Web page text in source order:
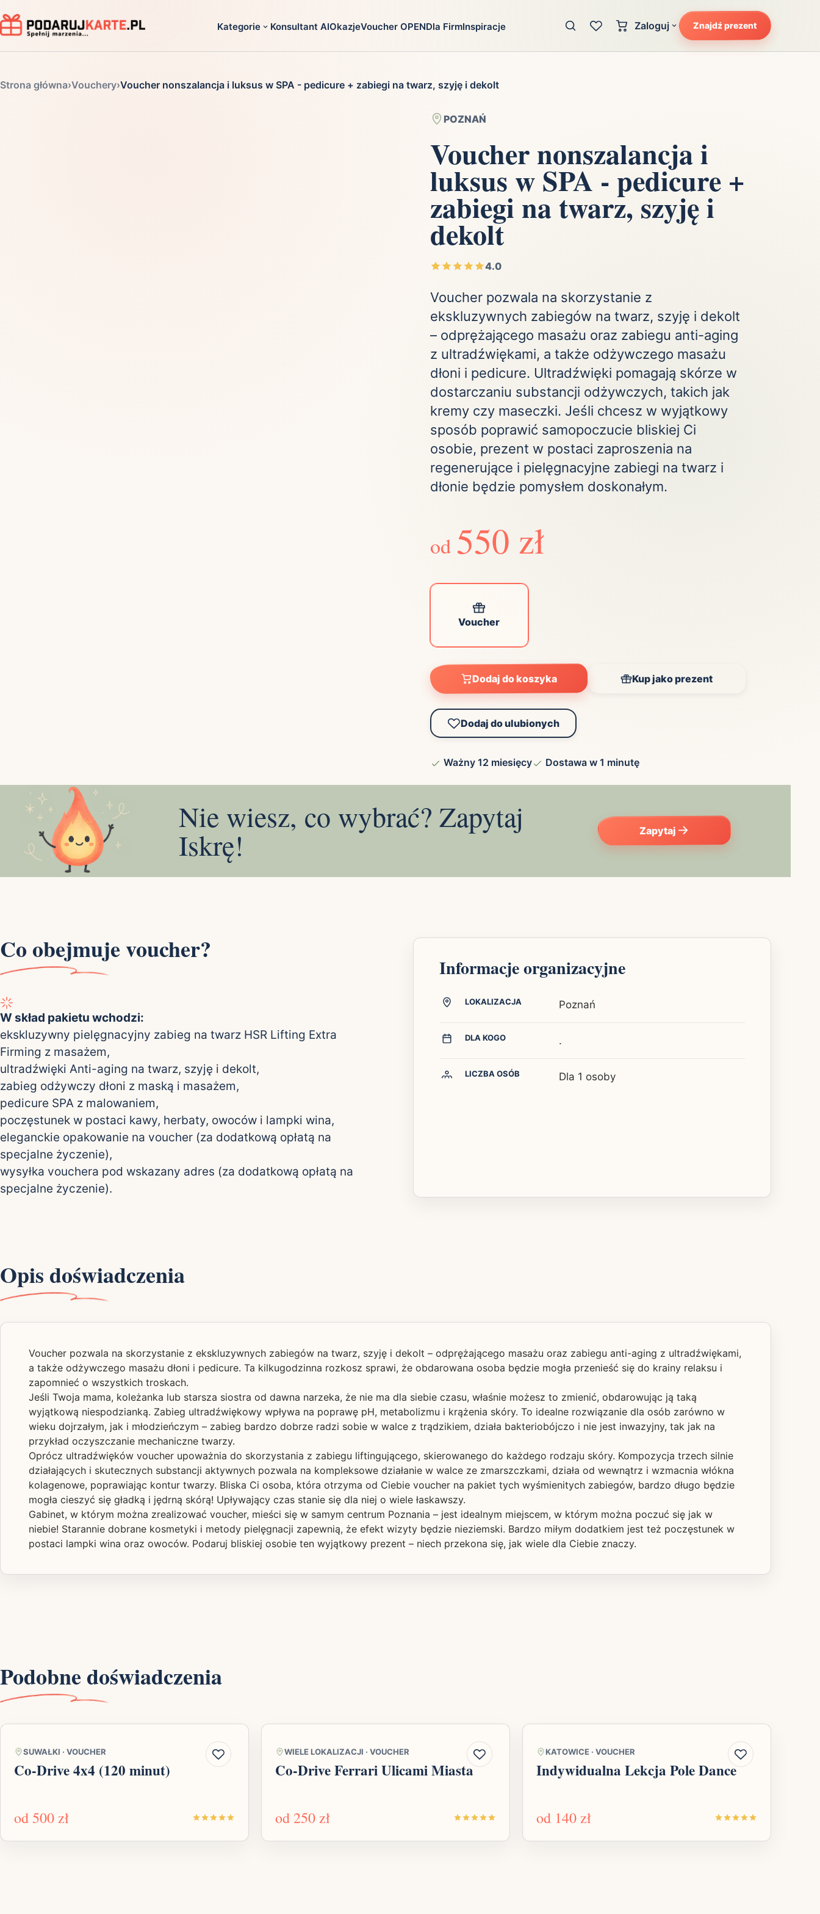
Kategorie
Kultura i Rozrywka
Imieniny
Narodziny dziecka
Rocznica
Różne okazje
Ślub i wesele
Lans i błysk reflektorów
Moc
Pewność siebie
Potencjał
Bydgoszcz
Ciechocinek
Gorzów
Wielkopolski
Kraków
Konsultant AIOkazjeVoucher OPENDla FirmInspiracje Zaloguj Znajdź prezent
Strona główna›Vouchery›Voucher nonszalancja i luksus w SPA - pedicure + zabiegi na twarz, szyję i dekolt
POZNAŃ
Voucher nonszalancja i
luksus w SPA - pedicure +
zabiegi na twarz, szyję i
dekolt
4.0
Voucher pozwala na skorzystanie z
ekskluzywnych zabiegów na twarz, szyję i dekolt
– odprężającego masażu oraz zabiegu anti-aging
z ultradźwiękami, a także odżywczego masażu
dłoni i pedicure. Ultradźwięki pomagają skórze w
dostarczaniu substancji odżywczych, takich jak
kremy czy maseczki. Jeśli chcesz w wyjątkowy
sposób poprawić samopoczucie bliskiej Ci
osobie, prezent w postaci zaproszenia na
regenerujące i pielęgnacyjne zabiegi na twarz i
dłonie będzie pomysłem doskonałym.
od 550 zł
Voucher
Dodaj do koszyka Kup jako prezent
Dodaj do ulubionych
Ważny 12 miesięcy Dostawa w 1 minutę
Nie wiesz, co wybrać? Zapytaj
Iskrę! Zapytaj
Co obejmuje voucher?
W skład pakietu wchodzi:
ekskluzywny pielęgnacyjny zabieg na twarz HSR Lifting Extra
Firming z masażem,
ultradźwięki Anti-aging na twarz, szyję i dekolt,
zabieg odżywczy dłoni z maską i masażem,
pedicure SPA z malowaniem,
poczęstunek w postaci kawy, herbaty, owoców i lampki wina,
eleganckie opakowanie na voucher (za dodatkową opłatą na
specjalne życzenie),
wysyłka vouchera pod wskazany adres (za dodatkową opłatą na
specjalne życzenie).
Informacje organizacyjne
LOKALIZACJA Poznań
DLA KOGO .
LICZBA OSÓB Dla 1 osoby
Opis doświadczenia
Voucher pozwala na skorzystanie z ekskluzywnych zabiegów na twarz, szyję i dekolt – odprężającego masażu oraz zabiegu anti-aging z ultradźwiękami,
a także odżywczego masażu dłoni i pedicure. Ta kilkugodzinna rozkosz sprawi, że obdarowana osoba będzie mogła przenieść się do krainy relaksu i
zapomnieć o wszystkich troskach.
Jeśli Twoja mama, koleżanka lub starsza siostra od dawna narzeka, że nie ma dla siebie czasu, właśnie możesz to zmienić, obdarowując ją taką
wyjątkową niespodzianką. Zabieg ultradźwiękowy wpływa na poprawę pH, metabolizmu i krążenia skóry. To idealne rozwiązanie dla osób zarówno w
wieku dojrzałym, jak i młodzieńczym – zabieg bardzo dobrze radzi sobie w walce z trądzikiem, działa bakteriobójczo i nie jest inwazyjny, tak jak na
przykład oczyszczanie mechaniczne twarzy.
Oprócz ultradźwięków voucher upoważnia do skorzystania z zabiegu liftingującego, skierowanego do każdego rodzaju skóry. Kompozycja trzech silnie
działających i skutecznych substancji aktywnych pozwala na kompleksowe działanie w walce ze zmarszczkami, działa od wewnątrz i wzmacnia włókna
kolagenowe, poprawiając kontur twarzy. Bliska Ci osoba, która otrzyma od Ciebie voucher na pakiet tych wyśmienitych zabiegów, bardzo długo będzie
mogła cieszyć się gładką i jędrną skórą! Upływający czas stanie się dla niej o wiele łaskawszy.
Gabinet, w którym można zrealizować voucher, mieści się w samym centrum Poznania – jest idealnym miejscem, w którym można poczuć się jak w
niebie! Starannie dobrane kosmetyki i metody pielęgnacji zapewnią, że efekt wizyty będzie nieziemski. Bardzo miłym dodatkiem jest też poczęstunek w
postaci lampki wina oraz owoców. Podaruj bliskiej osobie ten wyjątkowy prezent – niech przekona się, jak wiele dla Ciebie znaczy.
Podobne doświadczenia
SUWAŁKI · VOUCHER
Co-Drive 4x4 (120 minut)
od 500 zł
WIELE LOKALIZACJI · VOUCHER
Co-Drive Ferrari Ulicami Miasta
od 250 zł
KATOWICE · VOUCHER
Indywidualna Lekcja Pole Dance
od 140 zł